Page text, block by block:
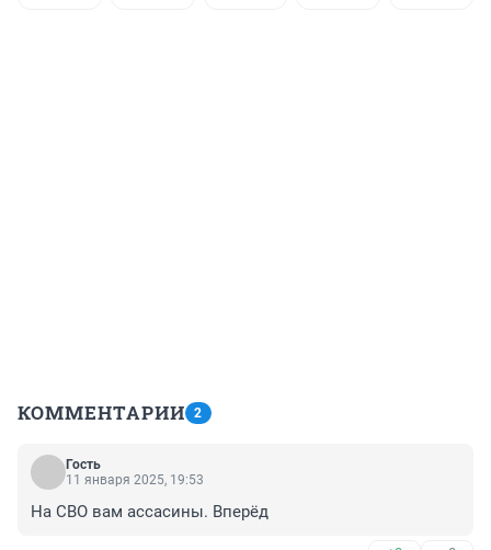
КОММЕНТАРИИ 2
Гость
11 января 2025, 19:53
На СВО вам ассасины. Вперёд